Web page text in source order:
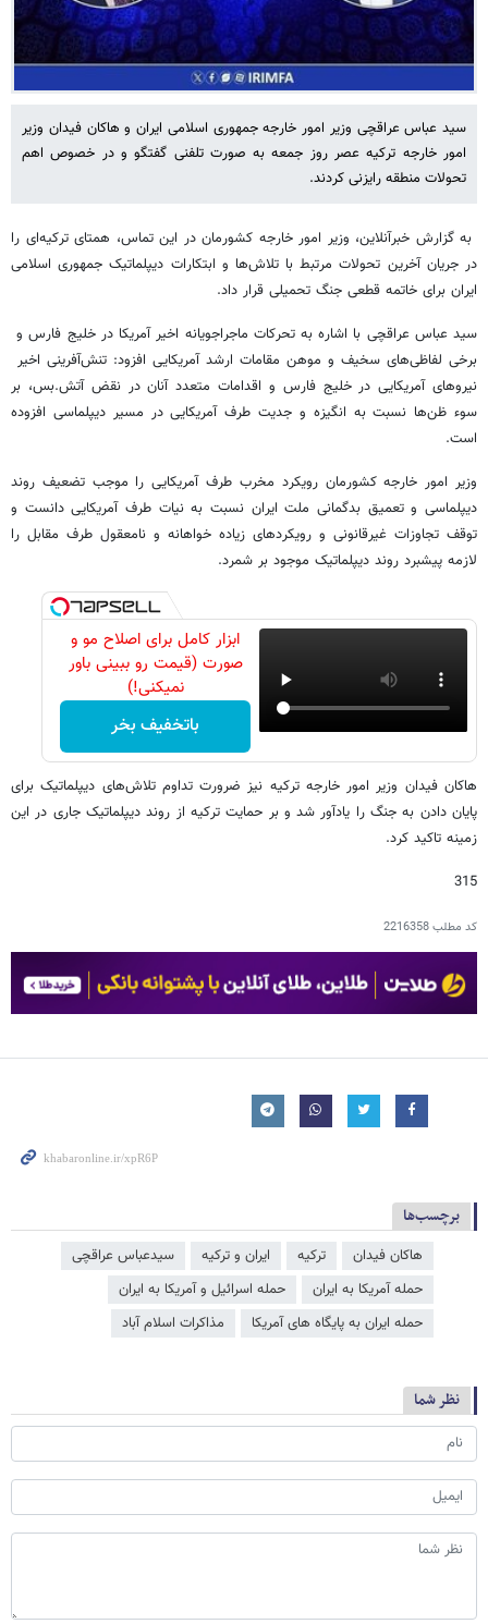
سید عباس عراقچی وزیر امور خارجه جمهوری اسلامی ایران و هاکان فیدان وزیر
امور خارجه ترکیه عصر روز جمعه به صورت تلفنی گفتگو و در خصوص اهم
تحولات منطقه رایزنی کردند.
به گزارش خبرآنلاین، وزیر امور خارجه کشورمان در این تماس، همتای ترکیه‌ای را
در جریان آخرین تحولات مرتبط با تلاش‌ها و ابتکارات دیپلماتیک جمهوری اسلامی
ایران برای خاتمه قطعی جنگ تحمیلی قرار داد.
سید عباس عراقچی با اشاره به تحرکات ماجراجویانه اخیر آمریکا در خلیج فارس و
برخی لفاظی‌های سخیف و موهن مقامات ارشد آمریکایی افزود: تنش‌آفرینی اخیر
نیروهای آمریکایی در خلیج فارس و اقدامات متعدد آنان در نقض آتش‌.بس، بر
سوء ظن‌ها نسبت به انگیزه و جدیت طرف آمریکایی در مسیر دیپلماسی افزوده
است.
وزیر امور خارجه کشورمان رویکرد مخرب طرف آمریکایی را موجب تضعیف روند
دیپلماسی و تعمیق بدگمانی ملت ایران نسبت به نیات طرف آمریکایی دانست و
توقف تجاوزات غیرقانونی و رویکردهای زیاده خواهانه و نامعقول طرف مقابل را
لازمه پیشبرد روند دیپلماتیک موجود بر شمرد.
ابزار کامل برای اصلاح مو و
صورت (قیمت رو ببینی باور
نمیکنی!)
باتخفیف بخر
هاکان فیدان وزیر امور خارجه ترکیه نیز ضرورت تداوم تلاش‌های دیپلماتیک برای
پایان دادن به جنگ را یادآور شد و بر حمایت ترکیه از روند دیپلماتیک جاری در این
زمینه تاکید کرد.
315
کد مطلب2216358
برچسب‌ها
هاکان فیدان ترکیه ایران و ترکیه
سیدعباس عراقچی
حمله آمریکا به ایران
حمله اسرائیل و آمریکا به ایران
حمله ایران به پایگاه های آمریکا
مذاکرات اسلام آباد
نظر شما